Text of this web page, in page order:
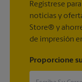
Regístrese
noticias y
Store® y
de impresión
Proporcione